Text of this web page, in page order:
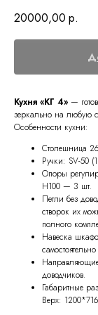
20000,00 р.
Кухня «КГ 4» —
зеркально на любую
Особенности кухни:
Столешница
Ручки: SV-50
Опоры
Н100 — 3 шт.
Петли без
створок их
полного
Навеска
доводчиков.
Габаритные
Верх: